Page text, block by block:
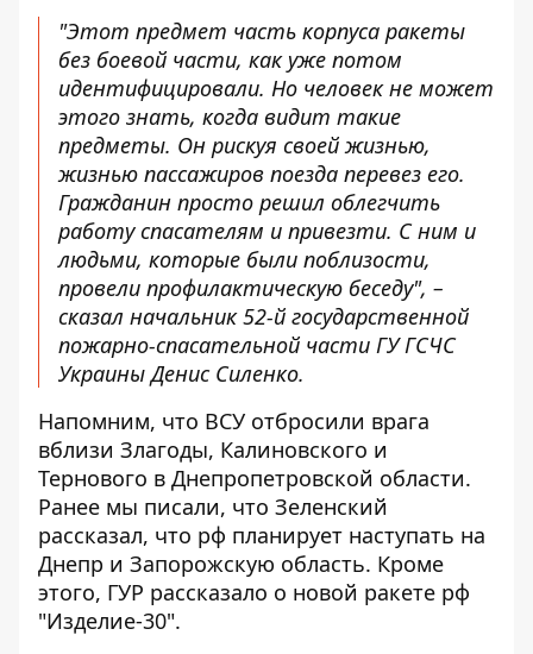
"Этот предмет часть корпуса ракеты
без боевой части, как уже потом
идентифицировали. Но человек не может
этого знать, когда видит такие
предметы. Он рискуя своей жизнью,
жизнью пассажиров поезда перевез его.
Гражданин просто решил облегчить
работу спасателям и привезти. С ним и
людьми, которые были поблизости,
провели профилактическую беседу", –
сказал начальник 52-й государственной
пожарно-спасательной части ГУ ГСЧС
Украины Денис Силенко.
Напомним, что ВСУ отбросили врага
вблизи Злагоды, Калиновского и
Тернового в Днепропетровской области.
Ранее мы писали, что Зеленский
рассказал, что рф планирует наступать на
Днепр и Запорожскую область. Кроме
этого, ГУР рассказало о новой ракете рф
"Изделие-30".